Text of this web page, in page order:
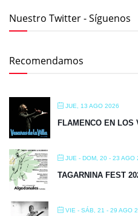
Nuestro Twitter - Síguenos
Recomendamos
JUE, 13 AGO 2026
FLAMENCO EN LOS
JUE - DOM, 20 - 23 AGO
TAGARNINA FEST
VIE - SÁB, 21 - 29 AGO